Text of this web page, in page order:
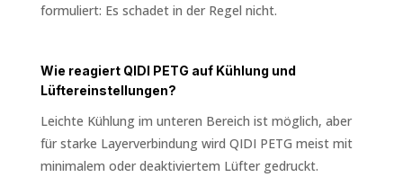
formuliert: Es schadet in der Regel nicht.
Wie reagiert QIDI PETG auf Kühlung und
Lüftereinstellungen?
Leichte Kühlung im unteren Bereich ist möglich, aber
für starke Layerverbindung wird QIDI PETG meist mit
minimalem oder deaktiviertem Lüfter gedruckt.